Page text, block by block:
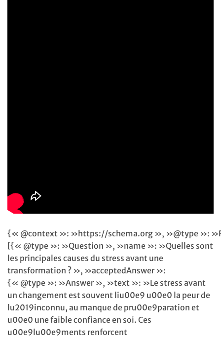
{« @context »: »https://schema.org », »@type »:
[{« @type »: »Question », »name »: »Quelles sont
les principales causes du stress avant une
transformation ? », »acceptedAnswer »:
{« @type »: »Answer », »text »: »Le stress avant
un changement est souvent liu00e9 u00e0 la peur de
lu2019inconnu, au manque de pru00e9paration et
u00e0 une faible confiance en soi. Ces
u00e9lu00e9ments renforcent